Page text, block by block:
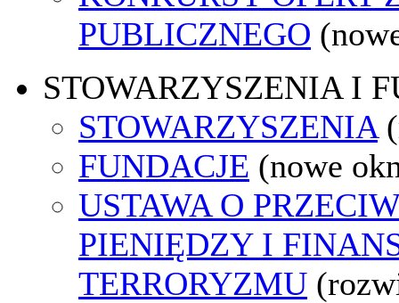
PUBLICZNEGO
STOWARZYSZENIA I
STOWARZYSZENIA
FUNDACJE (nowe
USTAWA O
PIENIĘDZY I
TERRORYZMU